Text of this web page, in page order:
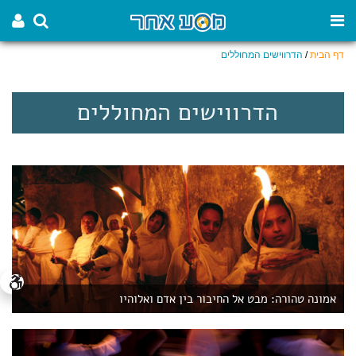
דף הבית/ הדרווישים המחוללים
הדרווישים המחוללים
אמונה טהורה: מבט אל החיבור בין אדם ואלוהיו